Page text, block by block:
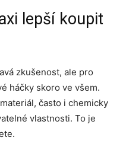
lepší koupit
zkušenost, ale pro
háčky skoro ve všem.
často i chemicky
vlastnosti. To je